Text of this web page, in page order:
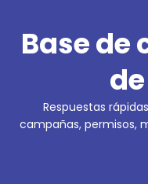
Base de
Respuestas
campañas, permisos,